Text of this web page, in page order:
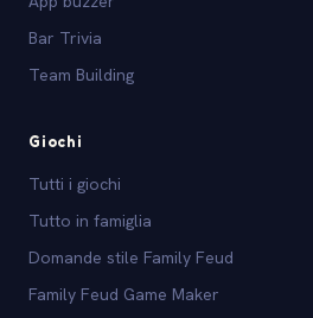
Bar Trivia
Team Building
Giochi
Tutti i giochi
Tutto in famiglia
Domande stile Family Feud
Family Feud Game Maker